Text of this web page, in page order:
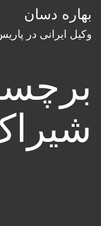
پرشبهاره دسان
وکیل ایرانی در